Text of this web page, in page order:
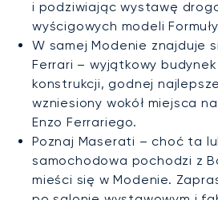
i podziwiając wystawę
wyścigowych modeli Formuły
W samej Modenie znajduje
Ferrari – wyjątkowy
konstrukcji, godnej
wzniesiony wokół miejsca
Enzo Ferrariego.
Poznaj Maserati – choć ta
samochodowa pochodzi z
mieści się w Modenie.